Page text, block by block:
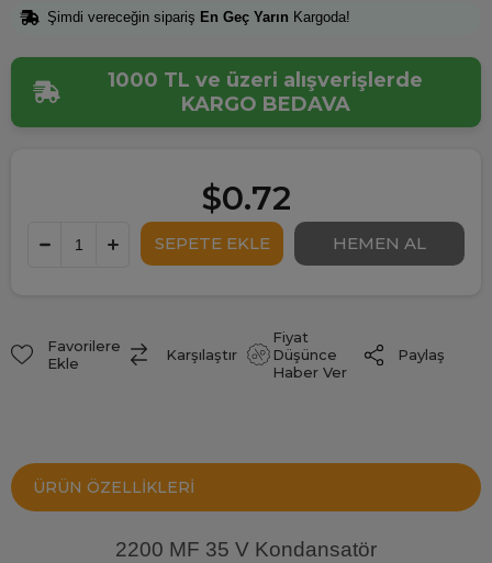
Şimdi vereceğin sipariş En Geç Yarın Kargoda!
1000 TL ve üzeri alışverişlerde
KARGO BEDAVA
$0.72
Favorilere
Ekle
Karşılaştır
Fiyat
Düşünce
Haber Ver
Paylaş
ÜRÜN ÖZELLIKLERI
2200 MF 35 V Kondansatör